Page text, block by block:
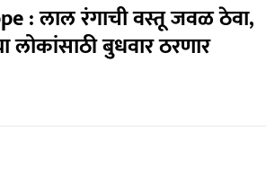
: लाल रंगाची वस्तू जवळ ठेवा,
लोकांसाठी बुधवार ठरणार